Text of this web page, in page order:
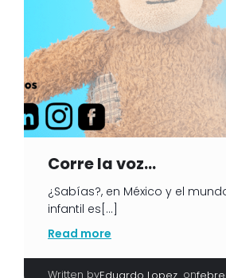
Corre la voz…
¿Sabías?, en México y el
infantil es[…]
Read more
Written byEduardo Lopez on